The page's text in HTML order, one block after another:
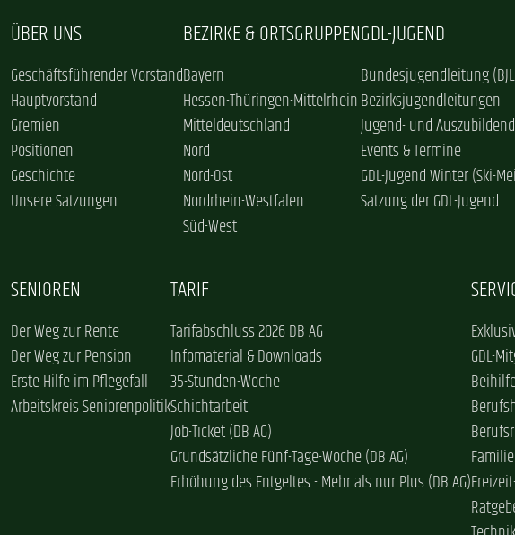
ÜBER UNS
Geschäftsführender Vorstand
Hauptvorstand
Gremien
Positionen
Geschichte
Unsere Satzungen
BEZIRKE & ORTSGRUPPEN
Bayern
Hessen-Thüringen-Mittelrhein
Mitteldeutschland
Nord
Nord-Ost
Nordrhein-Westfalen
Süd-West
GDL-JUGEND
Bundesjugendleitung
Bezirksjugendleitungen
Jugend- und
Events & Termine
GDL-Jugend Winter (Ski-
Satzung der GDL-Jugend
SENIOREN
Der Weg zur Rente
Der Weg zur Pension
Erste Hilfe im Pflegefall
Arbeitskreis Seniorenpolitik
TARIF
Tarifabschluss 2026 DB AG
Infomaterial & Downloads
35-Stunden-Woche
Schichtarbeit
Job-Ticket (DB AG)
Grundsätzliche Fünf-Tage-Woche (DB AG)
Erhöhung des Entgeltes - Mehr als nur Plus (DB AG)
GDL-